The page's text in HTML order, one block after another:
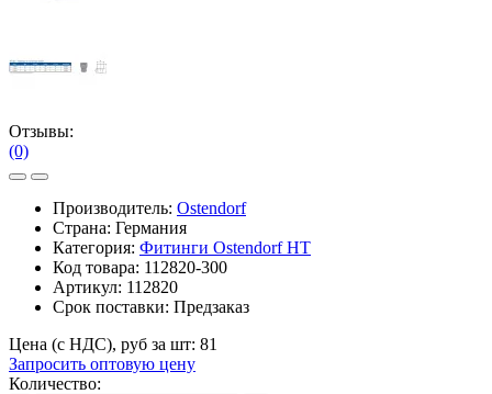
Отзывы:
(0)
Производитель: Ostendorf
Страна: Германия
Категория: Фитинги Ostendorf HT
Код товара: 112820-300
Артикул: 112820
Срок поставки: Предзаказ
Цена (с НДС), руб за шт: 81
Запросить оптовую цену
Количество: